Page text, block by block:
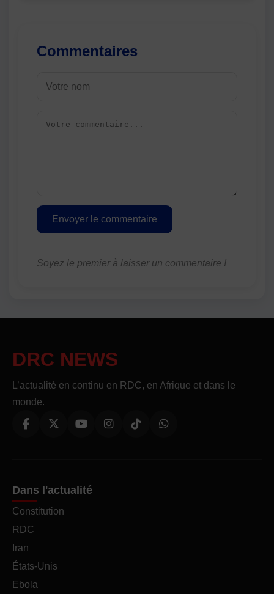
Commentaires
Envoyer le commentaire
Soyez le premier à laisser un commentaire !
DRC NEWS
L’actualité en continu en RDC, en Afrique et dans le
monde.
Dans l'actualité
Constitution
RDC
Iran
États-Unis
Ebola